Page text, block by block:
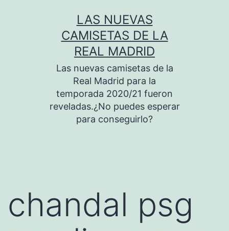
LAS NUEVAS
CAMISETAS DE LA
REAL MADRID
Las nuevas camisetas de la
Real Madrid para la
temporada 2020/21 fueron
reveladas.¿No puedes esperar
para conseguirlo?
chandal psg